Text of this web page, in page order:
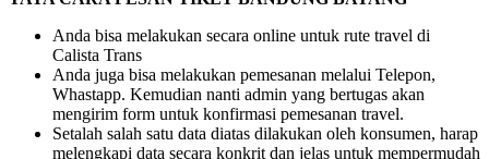
Anda bisa melakukan secara online untuk rute travel di
Calista Trans
Anda juga bisa melakukan pemesanan melalui Telepon,
Whastapp. Kemudian nanti admin yang bertugas akan
mengirim form untuk konfirmasi pemesanan travel.
Setalah salah satu data diatas dilakukan oleh konsumen, harap
melengkapi data secara konkrit dan jelas untuk mempermudah